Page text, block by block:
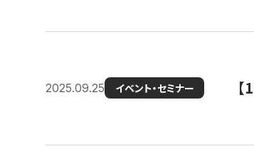
2025.09.25 イベント・セミナー